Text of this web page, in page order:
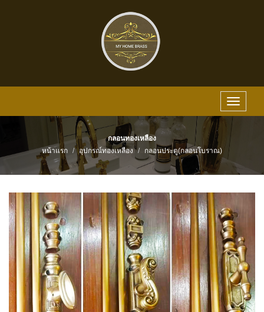
Toggle
กลอนทองเหลือง
หน้าแรก
อุปกรณ์ทองเหลือง กลอนประตู(กลอนโบราณ)